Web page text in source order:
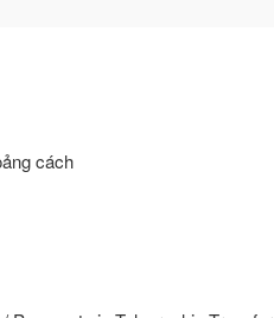
cách